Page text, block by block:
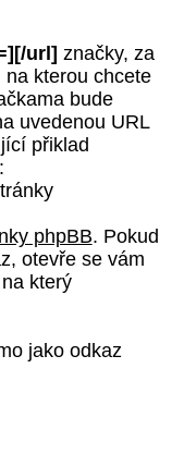
url] značky, za
kterou chcete
bude
uvedenou URL
přiklad
phpBB. Pokud
otevře se vám
který
jako odkaz